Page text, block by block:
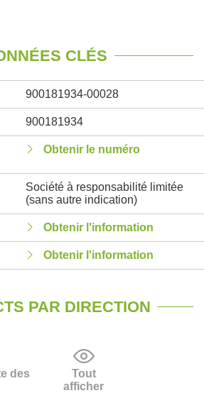
CLÉS
900181934-00028
900181934
Obtenir le numéro
Société à responsabilité limitée
(sans autre indication)
Obtenir l'information
Obtenir l'information
PAR DIRECTION
des
Tout
afficher